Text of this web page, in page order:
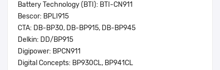
Battery Technology (BTI): BTI-CN911
Bescor: BPLI915
CTA: DB-BP30, DB-BP915, DB-BP945
Delkin: DD/BP915
Digipower: BPCN911
Digital Concepts: BP930CL, BP941CL